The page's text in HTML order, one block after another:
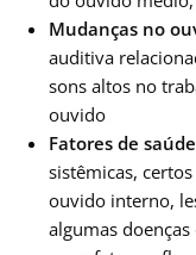
Mudanças no
auditiva
sons altos no
ouvido
Fatores de
sistêmicas,
ouvido interno,
algumas